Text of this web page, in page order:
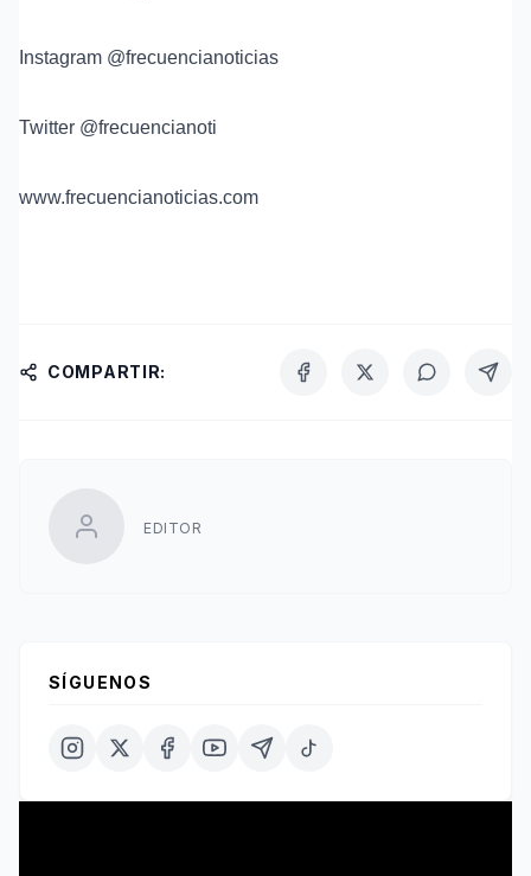
Instagram @frecuencianoticias
Twitter @frecuencianoti
www.frecuencianoticias.com
COMPARTIR:
EDITOR
SÍGUENOS